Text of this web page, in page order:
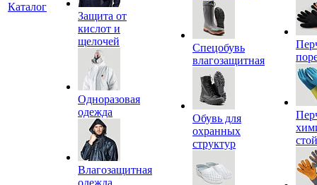
Каталог
Защита от
кислот и
щелочей
Одноразовая
одежда
Влагозащитная
одежда
Спецобувь
влагозащитная
Обувь для
охранных
структур